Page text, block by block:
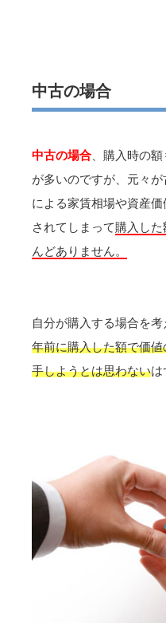
中古の場合
中古の場合 、購入時の
が多いのですが、元々
による家賃相場や資産
されてしまって購入した
んどありません。
自分が購入する場合を考
年前に購入した額で価
手しようとは思わないは